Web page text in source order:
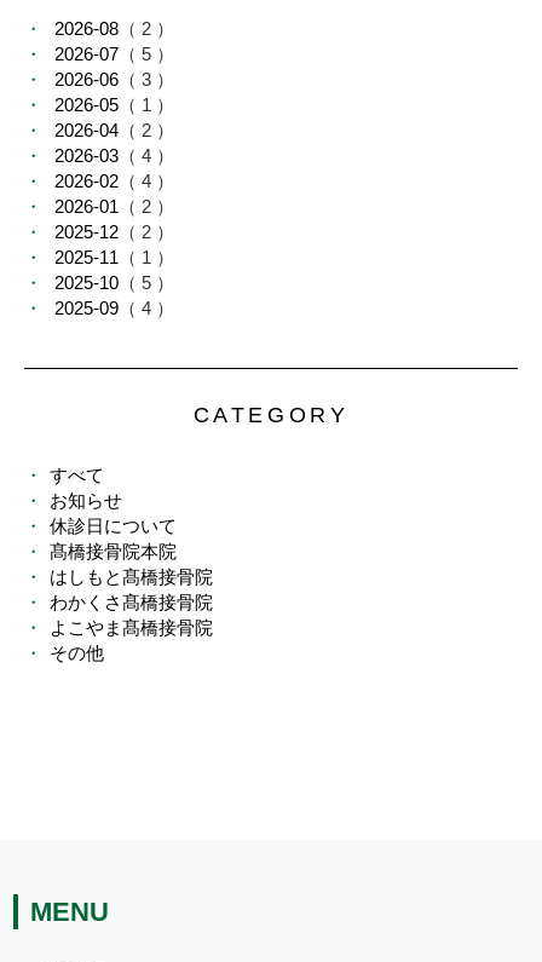
2026-08 （ 2 ）
2026-07 （ 5 ）
2026-06 （ 3 ）
2026-05 （ 1 ）
2026-04 （ 2 ）
2026-03 （ 4 ）
2026-02 （ 4 ）
2026-01 （ 2 ）
2025-12 （ 2 ）
2025-11 （ 1 ）
2025-10 （ 5 ）
2025-09 （ 4 ）
CATEGORY
すべて
お知らせ
休診日について
髙橋接骨院本院
はしもと髙橋接骨院
わかくさ髙橋接骨院
よこやま髙橋接骨院
その他
MENU